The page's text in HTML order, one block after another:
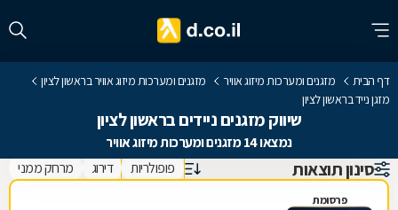
דף הבית מזגנים ומערכות מיזוג אוויר
מזגנים ומערכות מיזוג אוויר בראשון לציון
מזגן נייד בראשון לציון
שיווק מזגנים ניידים בראשון לציון
נמצאו 14 מזגנים ומערכות מיזוג אוויר
סינון תוצאות פופולריות דירוג מרחק ממני
פרסומת